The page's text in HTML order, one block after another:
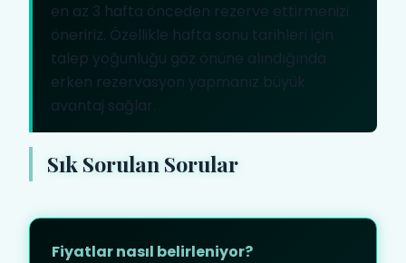
en az 3 hafta önceden rezerve ettirmenizi
öneririz. Özellikle hafta sonu tarihleri için
talep yoğunluğu göz önüne alındığında
erken rezervasyon yapmanız büyük
avantaj sağlar.
Sık Sorulan Sorular
Fiyatlar nasıl belirleniyor?